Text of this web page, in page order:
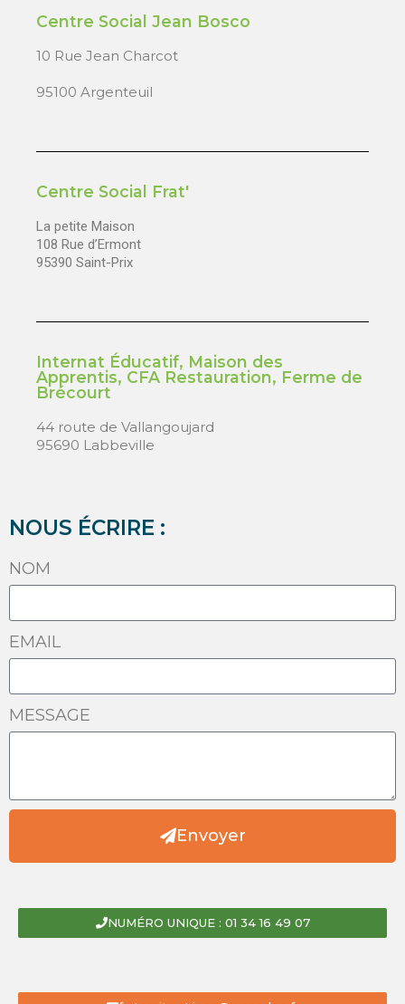
Centre Social Jean Bosco
10 Rue Jean Charcot
95100 Argenteuil
Centre Social Frat'
La petite Maison
108 Rue d’Ermont
95390 Saint-Prix
Internat Éducatif, Maison des
Apprentis, CFA Restauration, Ferme de
Brécourt
44 route de Vallangoujard
95690 Labbeville
NOUS ÉCRIRE :
NOM
EMAIL
MESSAGE
Envoyer
NUMÉRO UNIQUE : 01 34 16 49 07